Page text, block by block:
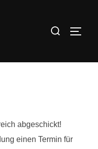
Search
abgeschickt!
einen Termin für